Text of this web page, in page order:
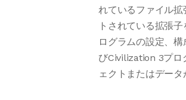
れているファイル
トされている拡張
ログラムの設定、
びCivilization 3プロ
ェクトまたはデータ